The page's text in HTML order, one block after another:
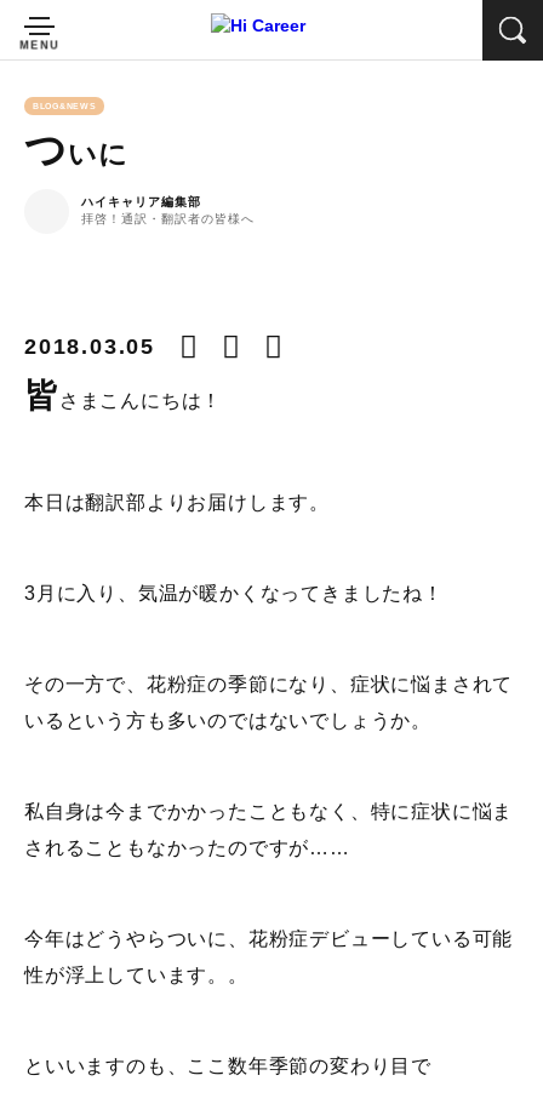
BLOG&NEWS
つ いに
ハイキャリア編集部
拝啓！通訳・翻訳者の皆様へ
2018.03.05
皆 さまこんにちは！
本日は翻訳部よりお届けします。
3月に入り、気温が暖かくなってきましたね！
その一方で、花粉症の季節になり、症状に悩まされて
いるという方も多いのではないでしょうか。
私自身は今までかかったこともなく、特に症状に悩ま
されることもなかったのですが……
今年はどうやらついに、花粉症デビューしている可能
性が浮上しています。。
といいますのも、ここ数年季節の変わり目で